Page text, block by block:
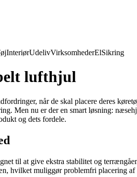
InteriørUdelivVirksomhederElSikring
lufthjul
når de skal placere deres
Men nu er der en smart løsning:
og dets fordele.
til at give ekstra stabilitet og
hvilket muliggør problemfri placering